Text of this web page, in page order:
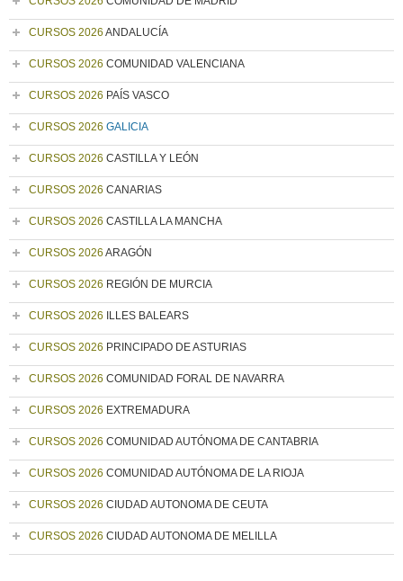
CURSOS 2026 ANDALUCÍA
CURSOS 2026 COMUNIDAD VALENCIANA
CURSOS 2026 PAÍS VASCO
CURSOS 2026 GALICIA
CURSOS 2026 CASTILLA Y LEÓN
CURSOS 2026 CANARIAS
CURSOS 2026 CASTILLA LA MANCHA
CURSOS 2026 ARAGÓN
CURSOS 2026 REGIÓN DE MURCIA
CURSOS 2026 ILLES BALEARS
CURSOS 2026 PRINCIPADO DE ASTURIAS
CURSOS 2026 COMUNIDAD FORAL DE NAVARRA
CURSOS 2026 EXTREMADURA
CURSOS 2026 COMUNIDAD AUTÓNOMA DE CANTABRIA
CURSOS 2026 COMUNIDAD AUTÓNOMA DE LA RIOJA
CURSOS 2026 CIUDAD AUTONOMA DE CEUTA
CURSOS 2026 CIUDAD AUTONOMA DE MELILLA